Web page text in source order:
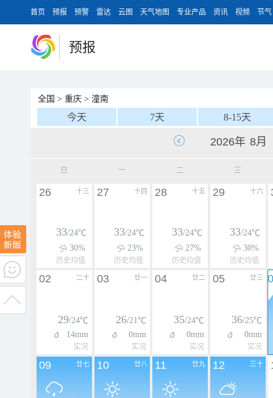
首页 预报 预警 雷达 云图 天气地图 专业产品 资讯 视频 节气
预报
全国 > 重庆 > 潼南
今天 7天 8-15天
日 一 二 三
十三
26
33/24℃
30%
历史均值
十四
27
33/24℃
23%
历史均值
十五
28
33/24℃
27%
历史均值
十六
29
33/24℃
30%
历史均值
二十
02
29/24℃
14mm
实况
廿一
03
26/21℃
0mm
实况
廿二
04
35/24℃
0mm
实况
廿三
05
36/25℃
0mm
实况
廿七
09 廿八
10 廿九
11 三十
12